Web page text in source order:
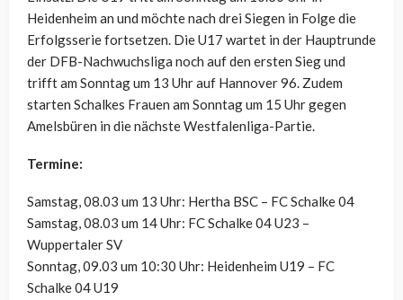
Heidenheim an und möchte nach drei Siegen in Folge die
Erfolgsserie fortsetzen. Die U17 wartet in der Hauptrunde
der DFB-Nachwuchsliga noch auf den ersten Sieg und
trifft am Sonntag um 13 Uhr auf Hannover 96. Zudem
starten Schalkes Frauen am Sonntag um 15 Uhr gegen
Amelsbüren in die nächste Westfalenliga-Partie.
Termine:
Samstag, 08.03 um 13 Uhr: Hertha BSC – FC Schalke 04
Samstag, 08.03 um 14 Uhr: FC Schalke 04 U23 –
Wuppertaler SV
Sonntag, 09.03 um 10:30 Uhr: Heidenheim U19 – FC
Schalke 04 U19